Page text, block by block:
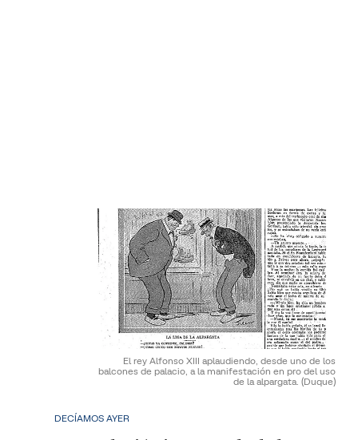
El rey Alfonso XIII aplaudiendo, desde uno de los
balcones de palacio, a la manifestación en pro del uso
de la alpargata. (Duque)
DECÍAMOS AYER